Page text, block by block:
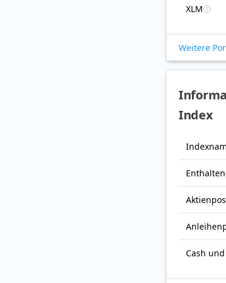
XLM
Weitere
Index
Cash